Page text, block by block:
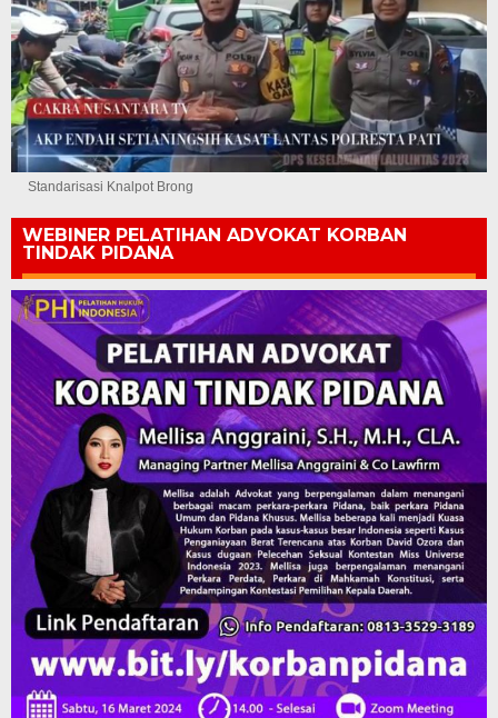
Standarisasi Knalpot Brong
WEBINER PELATIHAN ADVOKAT KORBAN
TINDAK PIDANA